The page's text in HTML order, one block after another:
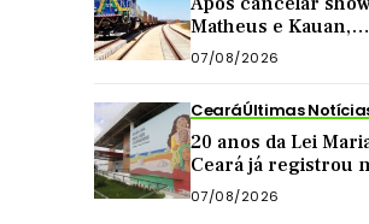
Matheus e Kauan,
Quixeramobim
da Transnordestina
atração de
município
07/08/2026
CearáÚltimas
20 anos da Lei
Ceará já registrou
mil casos de
mulher este ano
07/08/2026